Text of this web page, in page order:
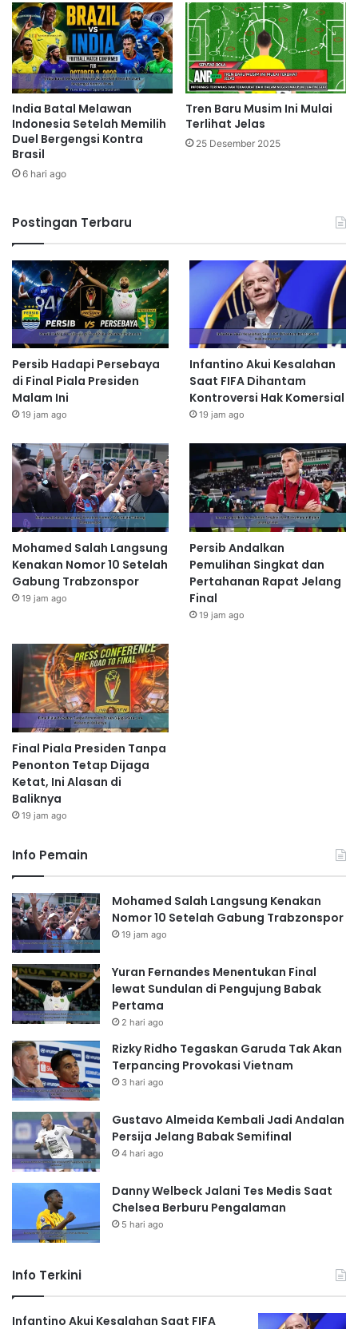
India Batal Melawan
Indonesia Setelah Memilih
Duel Bergengsi Kontra
Brasil
6 hari ago
Tren Baru Musim Ini Mulai
Terlihat Jelas
25 Desember 2025
Postingan Terbaru
Persib Hadapi Persebaya
di Final Piala Presiden
Malam Ini
19 jam ago
Infantino Akui Kesalahan
Saat FIFA Dihantam
Kontroversi Hak Komersial
19 jam ago
Mohamed Salah Langsung
Kenakan Nomor 10 Setelah
Gabung Trabzonspor
19 jam ago
Persib Andalkan
Pemulihan Singkat dan
Pertahanan Rapat Jelang
Final
19 jam ago
Final Piala Presiden Tanpa
Penonton Tetap Dijaga
Ketat, Ini Alasan di
Baliknya
19 jam ago
Info Pemain
Mohamed Salah Langsung Kenakan
Nomor 10 Setelah Gabung Trabzonspor
19 jam ago
Yuran Fernandes Menentukan Final
lewat Sundulan di Pengujung Babak
Pertama
2 hari ago
Rizky Ridho Tegaskan Garuda Tak Akan
Terpancing Provokasi Vietnam
3 hari ago
Gustavo Almeida Kembali Jadi Andalan
Persija Jelang Babak Semifinal
4 hari ago
Danny Welbeck Jalani Tes Medis Saat
Chelsea Berburu Pengalaman
5 hari ago
Info Terkini
Infantino Akui Kesalahan Saat FIFA